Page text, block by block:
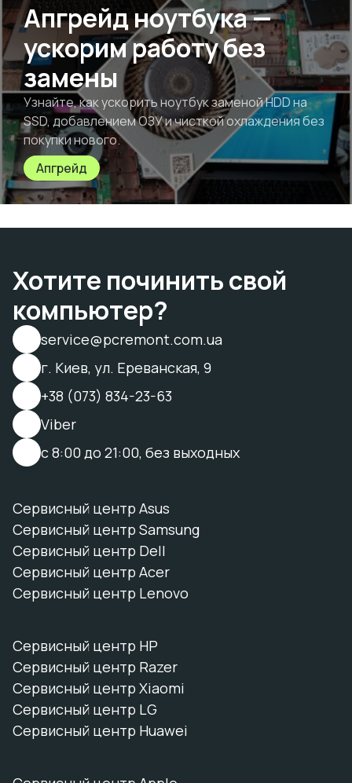
Апгрейд ноутбука —
ускорим работу без
замены
Узнайте, как ускорить ноутбук заменой HDD на
SSD, добавлением ОЗУ и чисткой охлаждения без
покупки нового.
Апгрейд
Хотите починить свой
компьютер?
service@pcremont.com.ua
г. Киев, ул. Ереванская, 9
+38 (073) 834-23-63
Viber
с 8:00 до 21:00, без выходных
Сервисный центр Asus
Сервисный центр Samsung
Сервисный центр Dell
Сервисный центр Acer
Сервисный центр Lenovo
Сервисный центр HP
Сервисный центр Razer
Сервисный центр Xiaomi
Сервисный центр LG
Сервисный центр Huawei